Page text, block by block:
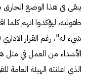
يبقى في هذا الوضع الحارق
طفولته، ليؤكدوا انهم
الأشداء من العمل في مثل
الذي اعلنته الهيئة